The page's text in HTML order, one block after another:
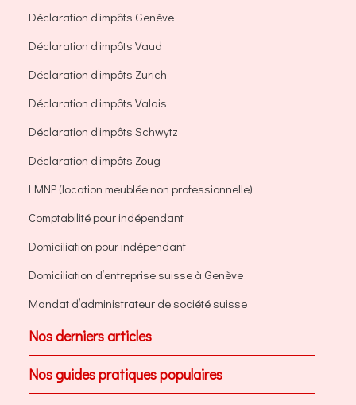
Déclaration d’impôts Genève
Déclaration d’impôts Vaud
Déclaration d’impôts Zurich
Déclaration d’impôts Valais
Déclaration d’impôts Schwytz
Déclaration d’impôts Zoug
LMNP (location meublée non professionnelle)
Comptabilité pour indépendant
Domiciliation pour indépendant
Domiciliation d’entreprise suisse à Genève
Mandat d’administrateur de société suisse
Nos derniers articles
Nos guides pratiques populaires